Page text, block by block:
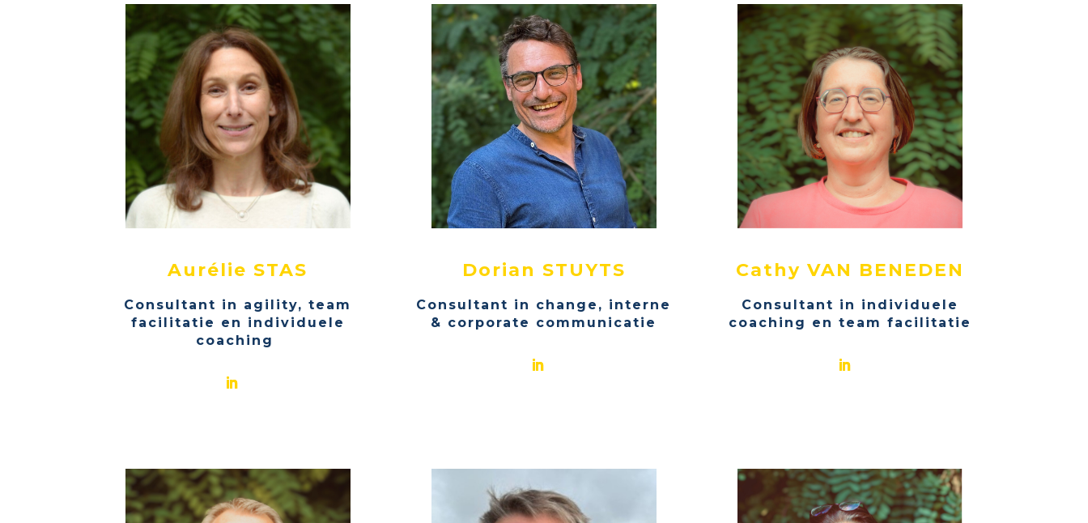
Aurélie STAS
Consultant in agility, team
facilitatie en individuele
coaching
Dorian STUYTS
Consultant in change, interne
& corporate communicatie
Cathy VAN BENEDEN
Consultant in individuele
coaching en team facilitatie